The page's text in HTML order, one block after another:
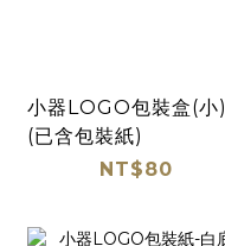
小器LOGO包裝盒(小)
(已含包裝紙)
NT$80